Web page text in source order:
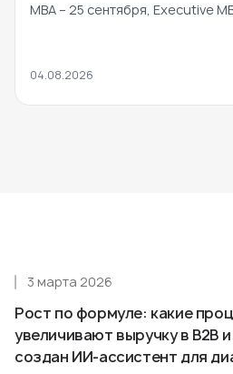
MBA – 25 сентября, Executive
04.08.2026
Рост по формуле: какие
увеличивают выручку в B2B
создан ИИ-ассистент для
3 марта 2026